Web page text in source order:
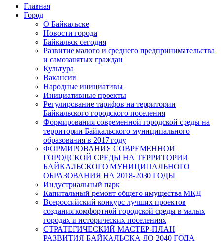
Главная
Город
О Байкальске
Новости города
Байкальск сегодня
Развитие малого и среднего предпринимательства
и самозанятых граждан
Культура
Вакансии
Народные инициативы
Инициативные проекты
Регулирование тарифов на территории
Байкальского городского поселения
Формирования современной городской среды на
территории Байкальского муниципального
образования в 2017 году
ФОРМИРОВАНИЯ СОВРЕМЕННОЙ
ГОРОДСКОЙ СРЕДЫ НА ТЕРРИТОРИИ
БАЙКАЛЬСКОГО МУНИЦИПАЛЬНОГО
ОБРАЗОВАНИЯ НА 2018-2030 ГОДЫ
Индустриальный парк
Капитальный ремонт общего имущества МКД
Всероссийский конкурс лучших проектов
создания комфортной городской среды в малых
городах и исторических поселениях
СТРАТЕГИЧЕСКИЙ МАСТЕР-ПЛАН
РАЗВИТИЯ БАЙКАЛЬСКА ДО 2040 ГОДА